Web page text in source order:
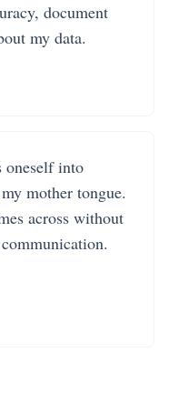
document
my data.
oneself into
mother tongue.
across without